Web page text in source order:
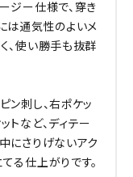
ジー仕様で、穿き
は通気性のよいメ
、使い勝手も抜群
ン刺し、右ポケッ
トなど、ディテー
にさりげないアク
る仕上がりです。